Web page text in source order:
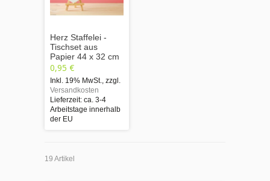
Herz Staffelei -
Tischset aus
Papier 44 x 32 cm
0,95 €
Inkl. 19% MwSt. zzgl.
Versandkosten
Lieferzeit: ca. 3-4
Arbeitstage innerhalb
der EU
19 Artikel